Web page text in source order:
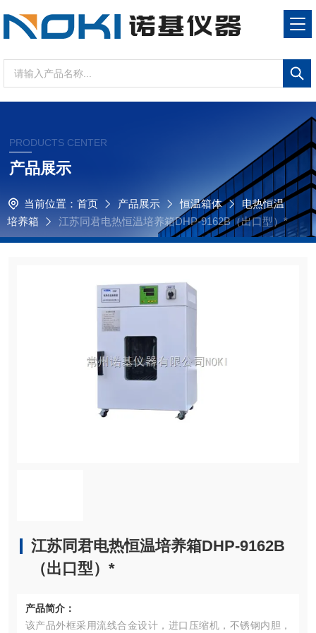
PRODUCTS CENTER
产品展示
当前位置： 首页 产品展示 恒温箱体
电热恒温
培养箱
江苏同君电热恒温培养箱DHP-9162B（出口型）*
江苏同君电热恒温培养箱DHP-9162B
（出口型）*
产品简介：
该产品外框采用流线合金设计，进口压缩机，不锈钢内胆，